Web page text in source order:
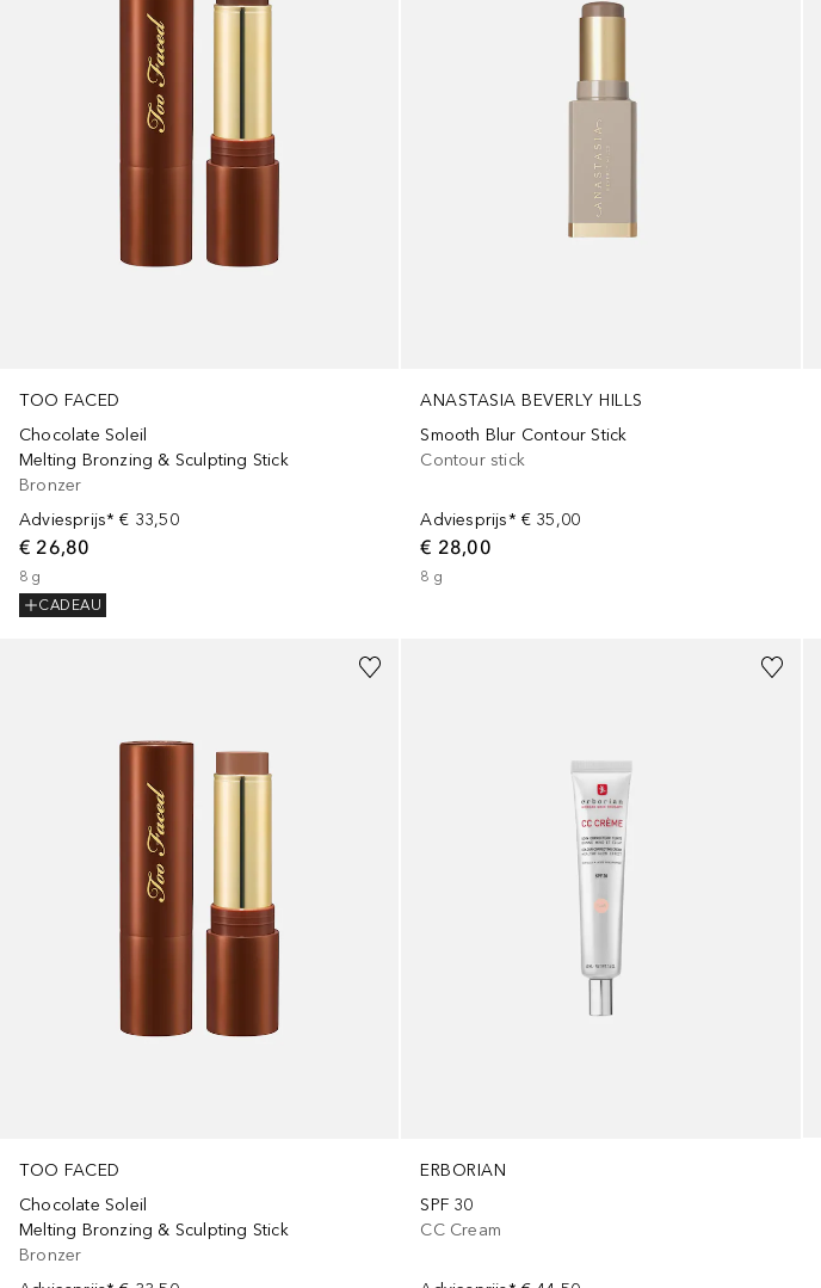
TOO FACED
Chocolate Soleil
Melting Bronzing & Sculpting Stick
Bronzer
Adviesprijs* € 33,50
€ 26,80
8 g
CADEAU
ANASTASIA BEVERLY HILLS
Smooth Blur Contour Stick
Contour stick
Adviesprijs* € 35,00
€ 28,00
8 g
TOO FACED
Chocolate Soleil
Melting Bronzing & Sculpting Stick
Bronzer
+4
ERBORIAN
SPF 30
CC Cream